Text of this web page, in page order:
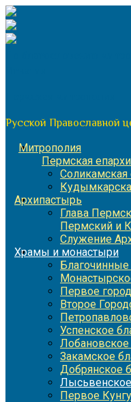
Перейти
к
содержимому
Русской Православной
Митрополия
Пермская
Соликамская
Архипастырь
Глава
Пермский и
Служение
Храмы и монастыри
Первое
Второе
Успенское
Лобановское
Закамское
Добрянское
Первое